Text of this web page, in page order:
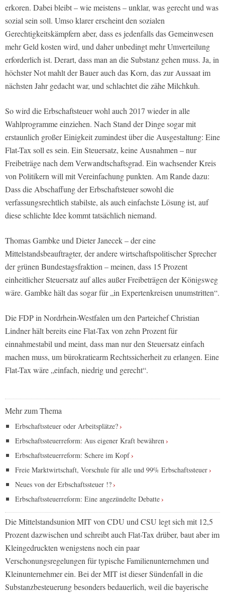
erkoren. Dabei bleibt – wie meistens – unklar, was gerecht und was
sozial sein soll. Umso klarer erscheint den sozialen
Gerechtigkeitskämpfern aber, dass es jedenfalls das Gemeinwesen
mehr Geld kosten wird, und daher unbedingt mehr Umverteilung
erforderlich ist. Derart, dass man an die Substanz gehen muss. Ja, in
höchster Not mahlt der Bauer auch das Korn, das zur Aussaat im
nächsten Jahr gedacht war, und schlachtet die zähe Milchkuh.
So wird die Erbschaftsteuer wohl auch 2017 wieder in alle
Wahlprogramme einziehen. Nach Stand der Dinge sogar mit
erstaunlich großer Einigkeit zumindest über die Ausgestaltung: Eine
Flat-Tax soll es sein. Ein Steuersatz, keine Ausnahmen – nur
Freibeträge nach dem Verwandtschaftsgrad. Ein wachsender Kreis
von Politikern will mit Vereinfachung punkten. Am Rande dazu:
Dass die Abschaffung der Erbschaftsteuer sowohl die
verfassungsrechtlich stabilste, als auch einfachste Lösung ist, auf
diese schlichte Idee kommt tatsächlich niemand.
Thomas Gambke und Dieter Janecek – der eine
Mittelstandsbeauftragter, der andere wirtschaftspolitischer Sprecher
der grünen Bundestagsfraktion – meinen, dass 15 Prozent
einheitlicher Steuersatz auf alles außer Freibeträgen der Königsweg
wäre. Gambke hält das sogar für „in Expertenkreisen unumstritten“.
Die FDP in Nordrhein-Westfalen um den Parteichef Christian
Lindner hält bereits eine Flat-Tax von zehn Prozent für
einnahmestabil und meint, dass man nur den Steuersatz einfach
machen muss, um bürokratiearm Rechtssicherheit zu erlangen. Eine
Flat-Tax wäre „einfach, niedrig und gerecht“.
Mehr zum Thema
Erbschaftssteuer oder Arbeitsplätze?
Erbschaftssteuerreform: Aus eigener Kraft bewähren
Erbschaftssteuerreform: Schere im Kopf
Freie Marktwirtschaft, Vorschule für alle und 99% Erbschaftssteuer
Neues von der Erbschaftssteuer !?
Erbschaftssteuerreform: Eine angezündelte Debatte
Die Mittelstandsunion MIT von CDU und CSU legt sich mit 12,5
Prozent dazwischen und schreibt auch Flat-Tax drüber, baut aber im
Kleingedruckten wenigstens noch ein paar
Verschonungsregelungen für typische Familienunternehmen und
Kleinunternehmer ein. Bei der MIT ist dieser Sündenfall in die
Substanzbesteuerung besonders bedauerlich, weil die bayerische